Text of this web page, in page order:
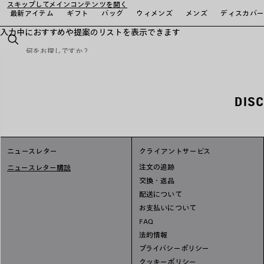
スキップしてメインコンテンツを開く
最新アイテム
ギフト バッグ ウィメンズ メンズ ディスカバー
入力中におすすめや提案のリストを表示できます
検
close the banner
ニュースレター
ニュースレター購読
クライアントサービス
注文の追跡
交換・返品
配送について
お支払いについて
FAQ
法的情報
プライバシーポリシー
クッキーポリシー